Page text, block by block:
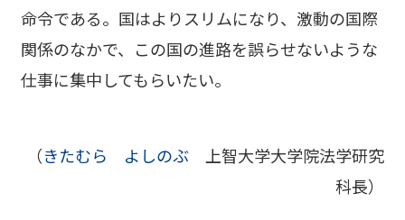
命令である。国はよりスリムになり、激動の国際
関係のなかで、この国の進路を誤らせないような
仕事に集中してもらいたい。
（きたむら よしのぶ上智大学大学院法学研究
科長）